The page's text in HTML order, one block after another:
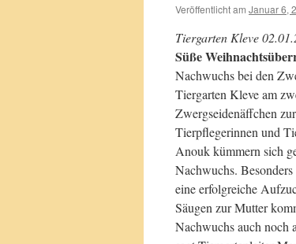
Veröffentlicht am Januar 6,
Tiergarten Kleve
Süße
Nachwuchs bei den
Tiergarten Kleve am
Zwergseidenäffchen
Tierpflegerinnen und
Anouk kümmern sich
Nachwuchs.
eine erfolgreiche
Säugen zur Mutter
Nachwuchs auch noch